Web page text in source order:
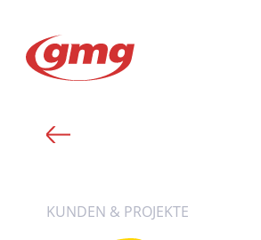
KUNDEN & PROJEKTE